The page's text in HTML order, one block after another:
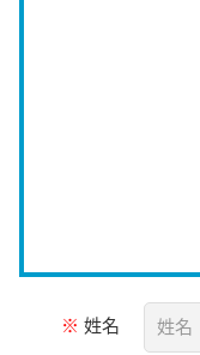
※ 姓名